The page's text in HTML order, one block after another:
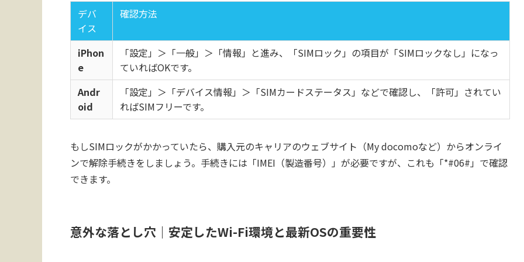
デバ
イス
確認方法
iPhon
e
「設定」＞「一般」＞「情報」と進み、「SIMロック」の項目が「SIMロックなし」になっ
ていればOKです。
Andr
oid
「設定」＞「デバイス情報」＞「SIMカードステータス」などで確認し、「許可」されてい
ればSIMフリーです。
もしSIMロックがかかっていたら、購入元のキャリアのウェブサイト（My docomoなど）からオンライ
ンで解除手続きをしましょう。手続きには「IMEI（製造番号）」が必要ですが、これも「*#06#」で確認
できます。
意外な落とし穴｜安定したWi-Fi環境と最新OSの重要性